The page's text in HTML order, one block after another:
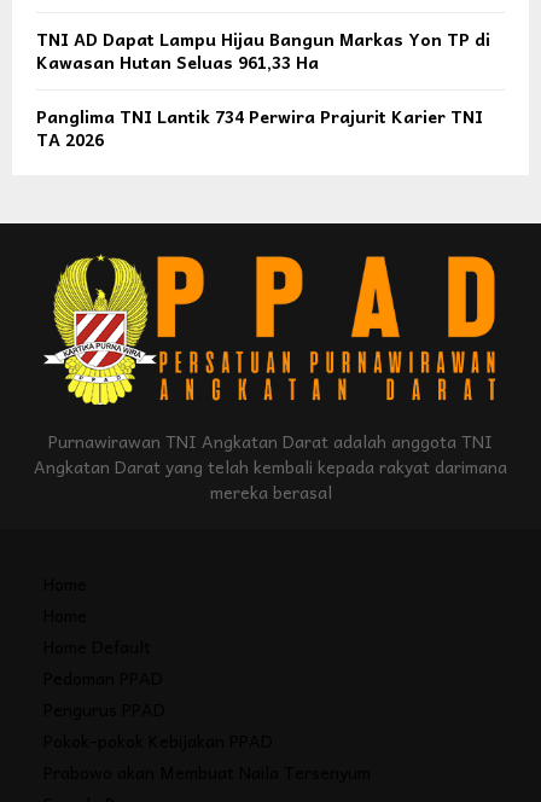
TNI AD Dapat Lampu Hijau Bangun Markas Yon TP di
Kawasan Hutan Seluas 961,33 Ha
Panglima TNI Lantik 734 Perwira Prajurit Karier TNI
TA 2026
Purnawirawan TNI Angkatan Darat adalah anggota TNI
Angkatan Darat yang telah kembali kepada rakyat darimana
mereka berasal